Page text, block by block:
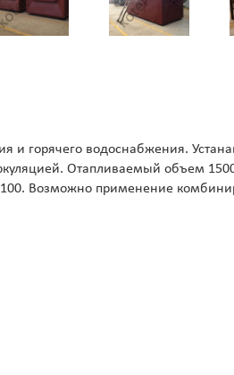
горячего водоснабжения.
Отапливаемый объем
Возможно применение